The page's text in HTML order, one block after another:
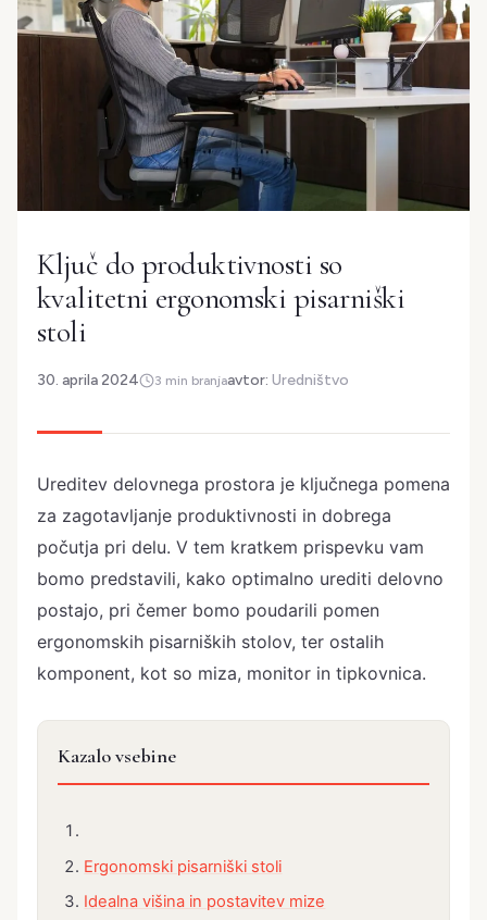
Ključ do produktivnosti so
kvalitetni ergonomski pisarniški
stoli
30. aprila 2024 3 min branjaavtor: Uredništvo
Ureditev delovnega prostora je ključnega pomena
za zagotavljanje produktivnosti in dobrega
počutja pri delu. V tem kratkem prispevku vam
bomo predstavili, kako optimalno urediti delovno
postajo, pri čemer bomo poudarili pomen
ergonomskih pisarniških stolov, ter ostalih
komponent, kot so miza, monitor in tipkovnica.
Kazalo vsebine
Ergonomski pisarniški stoli
Idealna višina in postavitev mize